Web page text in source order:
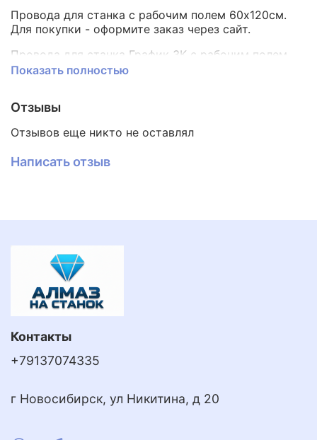
Провода для станка с рабочим полем 60х120см.
Для покупки - оформите заказ через сайт.
Провода для станка График 3К с рабочим полем
60х120см (по центру).
службы.
Показать полностью
Отзывы
Отзывов еще никто не оставлял
Написать отзыв
Контакты
+79137074335
г Новосибирск, ул Никитина, д 20